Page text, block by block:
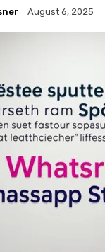
August 6, 2025